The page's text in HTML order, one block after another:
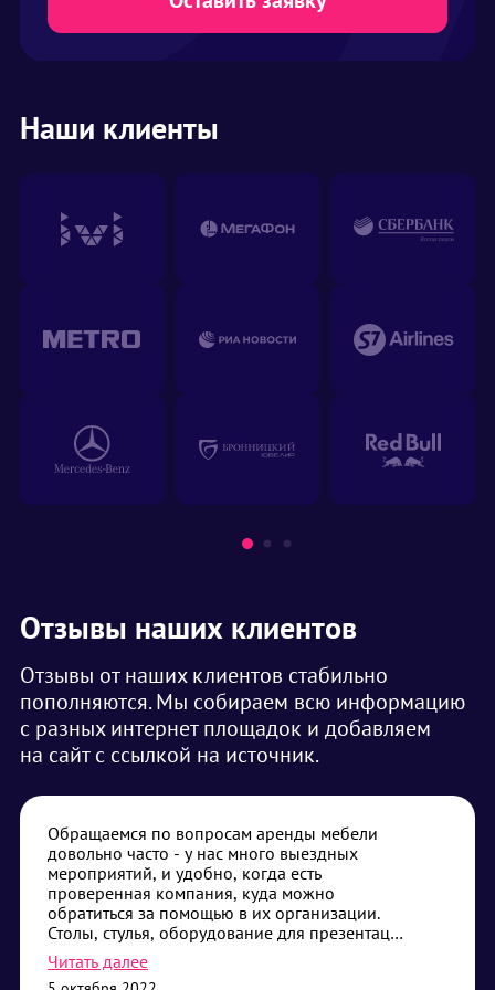
Наши клиенты
Отзывы наших клиентов
Отзывы от наших клиентов стабильно
пополняются. Мы собираем всю информацию
с разных интернет площадок и добавляем
на сайт с ссылкой на источник.
Обращаемся по вопросам аренды мебели
довольно часто - у нас много выездных
мероприятий, и удобно, когда есть
проверенная компания, куда можно
обратиться за помощью в их организации.
Столы, стулья, оборудование для презентаций
- самые частые наши запросы. Привозят без
опозданий, помогают с установкой, если
Читать далее